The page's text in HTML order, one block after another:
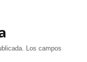
Los campos